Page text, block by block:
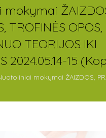
TROFINĖS OPOS,
TEORIJOS IKI
2024.05.14-15
mokymai ŽAIZDOS,